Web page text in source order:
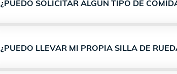
¿PUEDO SOLICITAR ALGÚN TIPO DE
¿PUEDO LLEVAR MI PROPIA SILLA DE